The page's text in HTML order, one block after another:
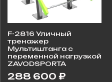
F-2816 Уличный
тренажер
Мультиштанга с
переменной нагрузкой
ZAVODSPORTA
288 600 ₽